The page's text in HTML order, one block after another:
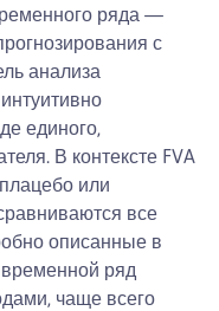
ряда —
с
анализа
единого,
В контексте FVA
или
все
описанные в
ряд
чаще всего